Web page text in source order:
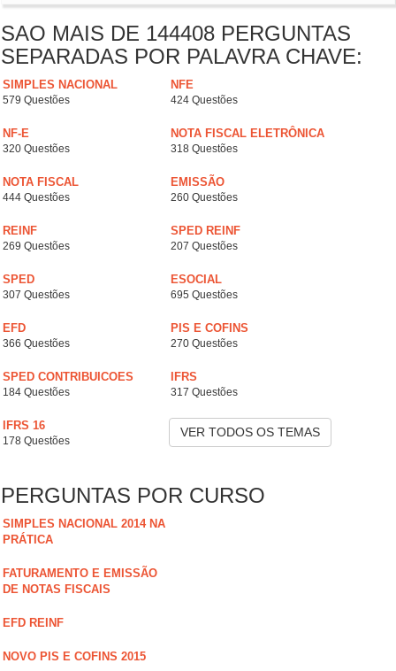
SAO MAIS DE 144408 PERGUNTAS
SEPARADAS POR PALAVRA CHAVE:
SIMPLES NACIONAL
579 Questões
NFE
424 Questões
NF-E
320 Questões
NOTA FISCAL ELETRÔNICA
318 Questões
NOTA FISCAL
444 Questões
EMISSÃO
260 Questões
REINF
269 Questões
SPED REINF
207 Questões
SPED
307 Questões
ESOCIAL
695 Questões
EFD
366 Questões
PIS E COFINS
270 Questões
SPED CONTRIBUICOES
184 Questões
IFRS
317 Questões
IFRS 16
178 Questões
VER TODOS OS TEMAS
PERGUNTAS POR CURSO
SIMPLES NACIONAL 2014 NA
PRÁTICA
FATURAMENTO E EMISSÃO
DE NOTAS FISCAIS
EFD REINF
NOVO PIS E COFINS 2015